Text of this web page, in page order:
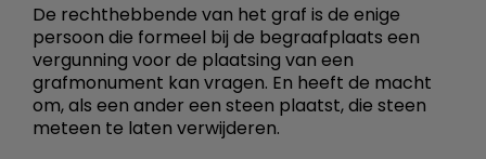
De rechthebbende van het graf is de enige
persoon die formeel bij de begraafplaats een
vergunning voor de plaatsing van een
grafmonument kan vragen. En heeft de macht
om, als een ander een steen plaatst, die steen
meteen te laten verwijderen.